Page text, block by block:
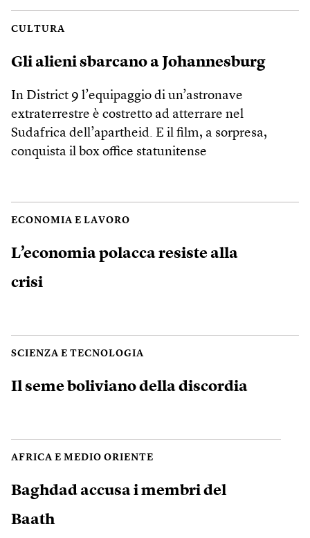
CULTURA
Gli alieni sbarcano a Johannesburg
In District 9 l’equipaggio di un’astronave
extraterrestre è costretto ad atterrare nel
Sudafrica dell’apartheid. E il film, a sorpresa,
conquista il box office statunitense
ECONOMIA E LAVORO
L’economia polacca resiste alla
crisi
SCIENZA E TECNOLOGIA
Il seme boliviano della discordia
AFRICA E MEDIO ORIENTE
Baghdad accusa i membri del
Baath